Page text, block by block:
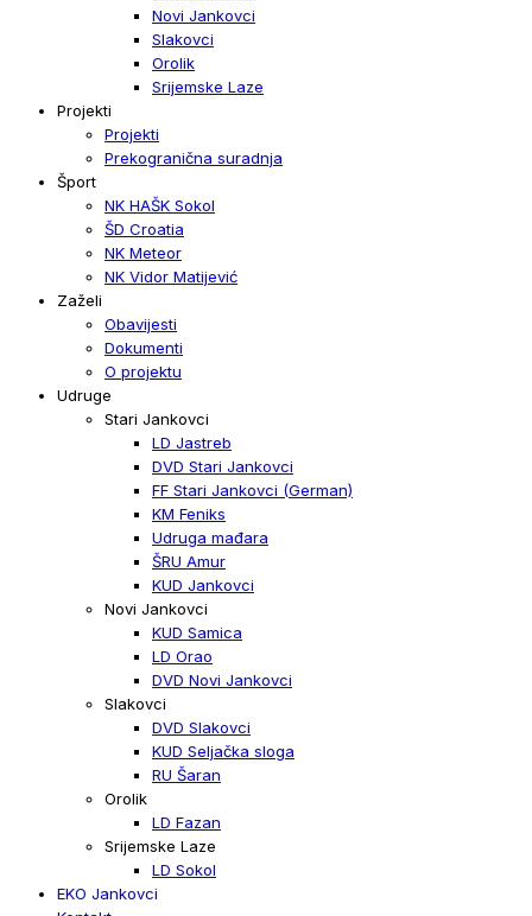
Novi Jankovci
Slakovci
Orolik
Srijemske Laze
Projekti
Projekti
Prekogranična suradnja
Šport
NK HAŠK Sokol
ŠD Croatia
NK Meteor
NK Vidor Matijević
Zaželi
Obavijesti
Dokumenti
O projektu
Udruge
Stari Jankovci
LD Jastreb
DVD Stari Jankovci
FF Stari Jankovci (German)
KM Feniks
Udruga mađara
ŠRU Amur
KUD Jankovci
Novi Jankovci
KUD Samica
LD Orao
DVD Novi Jankovci
Slakovci
DVD Slakovci
KUD Seljačka sloga
RU Šaran
Orolik
LD Fazan
Srijemske Laze
LD Sokol
EKO Jankovci